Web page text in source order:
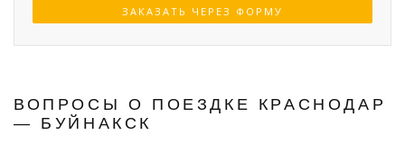
ЗАКАЗАТЬ ЧЕРЕЗ ФОРМУ
ВОПРОСЫ О ПОЕЗДКЕ КРАСНОДАР
— БУЙНАКСК